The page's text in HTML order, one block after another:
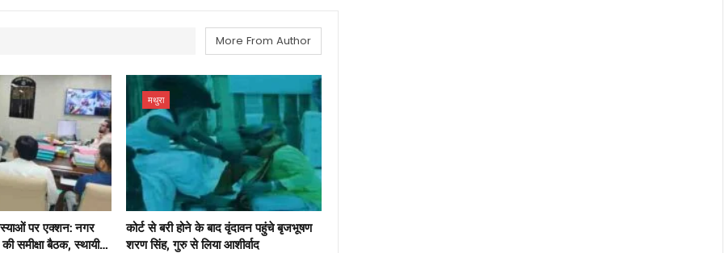
More From Author
पर एक्शन: नगर
समीक्षा बैठक, स्थायी…
मथुरा
कोर्ट से बरी होने के बाद वृंदावन पहुंचे बृजभूषण
शरण सिंह, गुरु से लिया आशीर्वाद